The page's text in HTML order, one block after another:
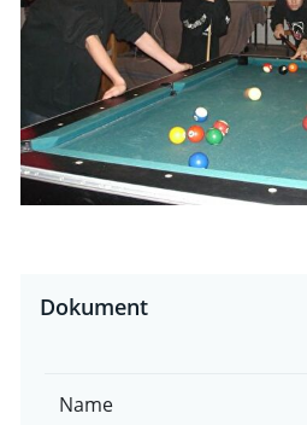
Dokument
Name